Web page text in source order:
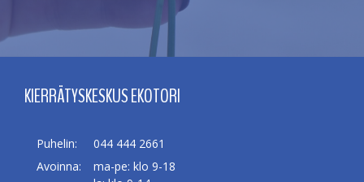
KIERRÄTYSKESKUS EKOTORI
Puhelin:
044 444 2661
Avoinna:
ma-pe: klo 9-18